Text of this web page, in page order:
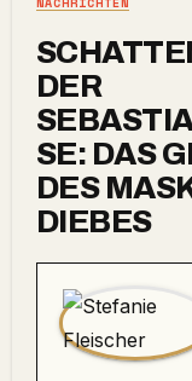
DER
E: DAS
ES
IEBES